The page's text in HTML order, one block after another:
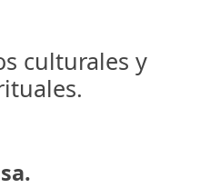
culturales y